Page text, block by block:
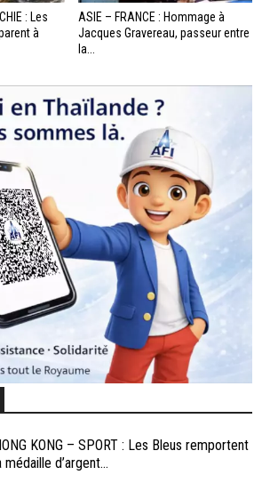
: Les
à
ASIE – FRANCE : Hommage à
Jacques Gravereau, passeur entre
la...
KONG – SPORT : Les Bleus remportent
médaille d’argent...